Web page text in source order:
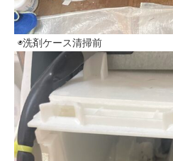
◉洗剤ケース清掃前